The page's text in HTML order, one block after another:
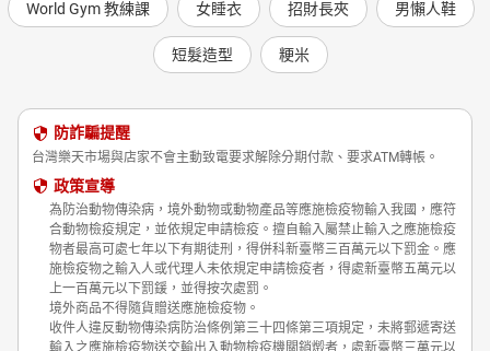
World Gym 教練課 女睡衣 招財長夾 男懶人鞋
短髮造型 粳米
防詐騙提醒
台灣樂天市場與店家不會主動致電要求解除分期付款、要求ATM轉帳。
政策宣導
為防治動物傳染病，境外動物或動物產品等應施檢疫物輸入我國，應符
合動物檢疫規定，並依規定申請檢疫。擅自輸入屬禁止輸入之應施檢疫
物者最高可處七年以下有期徒刑，得併科新臺幣三百萬元以下罰金。應
施檢疫物之輸入人或代理人未依規定申請檢疫者，得處新臺幣五萬元以
上一百萬元以下罰鍰，並得按次處罰。
境外商品不得隨貨贈送應施檢疫物。
收件人違反動物傳染病防治條例第三十四條第三項規定，未將郵遞寄送
輸入之應施檢疫物送交輸出入動物檢疫機關銷燬者，處新臺幣三萬元以